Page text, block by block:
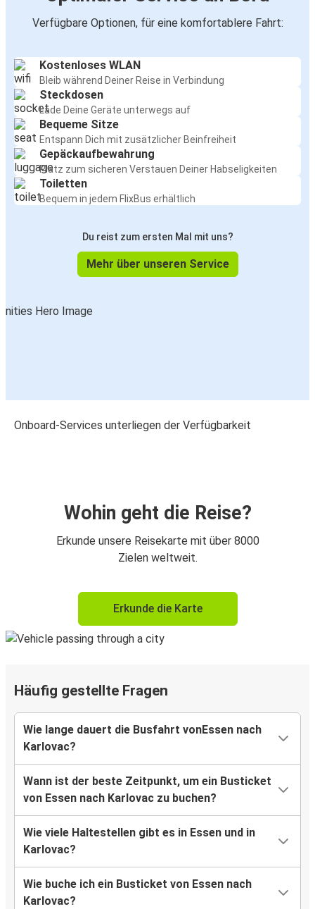
Verfügbare Optionen, für eine komfortablere Fahrt:
Kostenloses WLAN
Bleib während Deiner Reise in Verbindung
Steckdosen
Lade Deine Geräte unterwegs auf
Bequeme Sitze
Entspann Dich mit zusätzlicher Beinfreiheit
Gepäckaufbewahrung
Platz zum sicheren Verstauen Deiner Habseligkeiten
Toiletten
Bequem in jedem FlixBus erhältlich
Du reist zum ersten Mal mit uns?
Mehr über unseren Service
Onboard-Services unterliegen der Verfügbarkeit
Wohin geht die Reise?
Erkunde unsere Reisekarte mit über 8000
Zielen weltweit.
Erkunde die Karte
Häufig gestellte Fragen
Wie lange dauert die Busfahrt vonEssen nach
Karlovac?
Wann ist der beste Zeitpunkt, um ein Busticket
von Essen nach Karlovac zu buchen?
Wie viele Haltestellen gibt es in Essen und in
Karlovac?
Wie buche ich ein Busticket von Essen nach
Karlovac?